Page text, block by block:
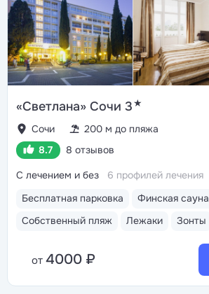
«Светлана» Сочи 3★
Сочи
200 м до пляжа
8.7
8 отзывов
Бесплатная парковка
Финская сауна
Собственный пляж
Лежаки Зонты
С лечением и без 6 профилей лечения
от 4000 ₽